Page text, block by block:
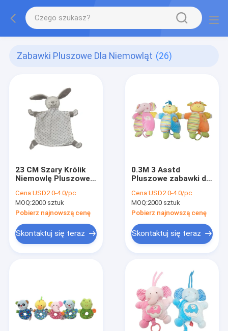
Zabawki Pluszowe Dla Niemowląt (26)
23 CM Szary Królik
Niemowlę Pluszowe
Cena:USD2.0-4.0/pc
MOQ:2000 sztuk
Pobierz najnowszą cenę
Skontaktuj się teraz
0.3M 3 Asstd
Pluszowe zabawki dla
Cena:USD2.0-4.0/pc
MOQ:2000 sztuk
Pobierz najnowszą cenę
Skontaktuj się teraz